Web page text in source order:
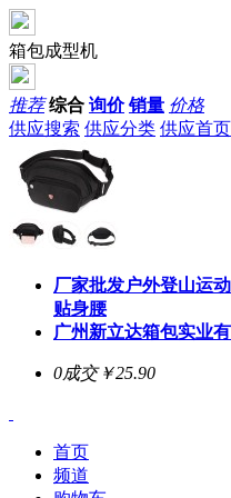
箱包成型机
推荐 综合 询价 销量 价格
供应搜索 供应分类 供应首页
厂家批发户外登山运
贴身腰
广州新立达箱包实业
0成交￥25.90
首页
频道